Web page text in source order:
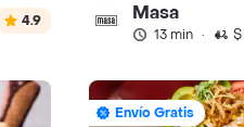
4.9 Masa
13 min ·
Envío Gratis